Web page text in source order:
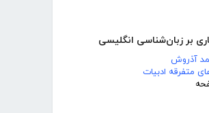
بر زبان‌شناسی انگلیسی
آذروش
متفرقه ادبیات